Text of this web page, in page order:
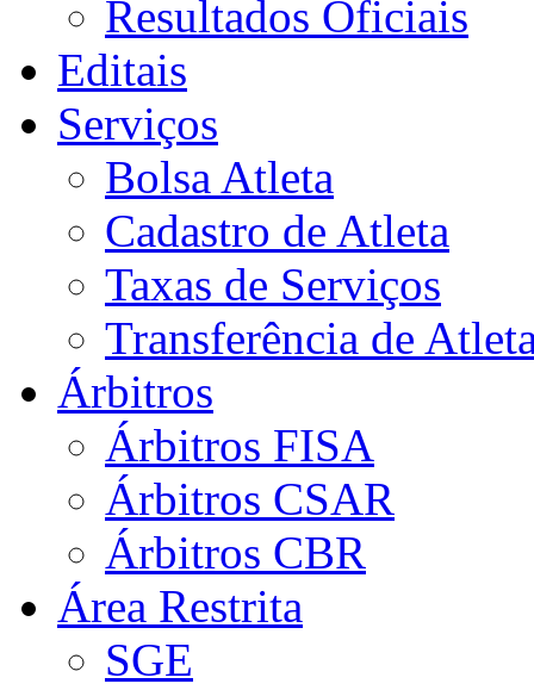
Resultados Oficiais
Editais
Serviços
Bolsa Atleta
Cadastro de Atleta
Taxas de Serviços
Transferência de
Árbitros
Árbitros FISA
Árbitros CSAR
Árbitros CBR
Área Restrita
SGE